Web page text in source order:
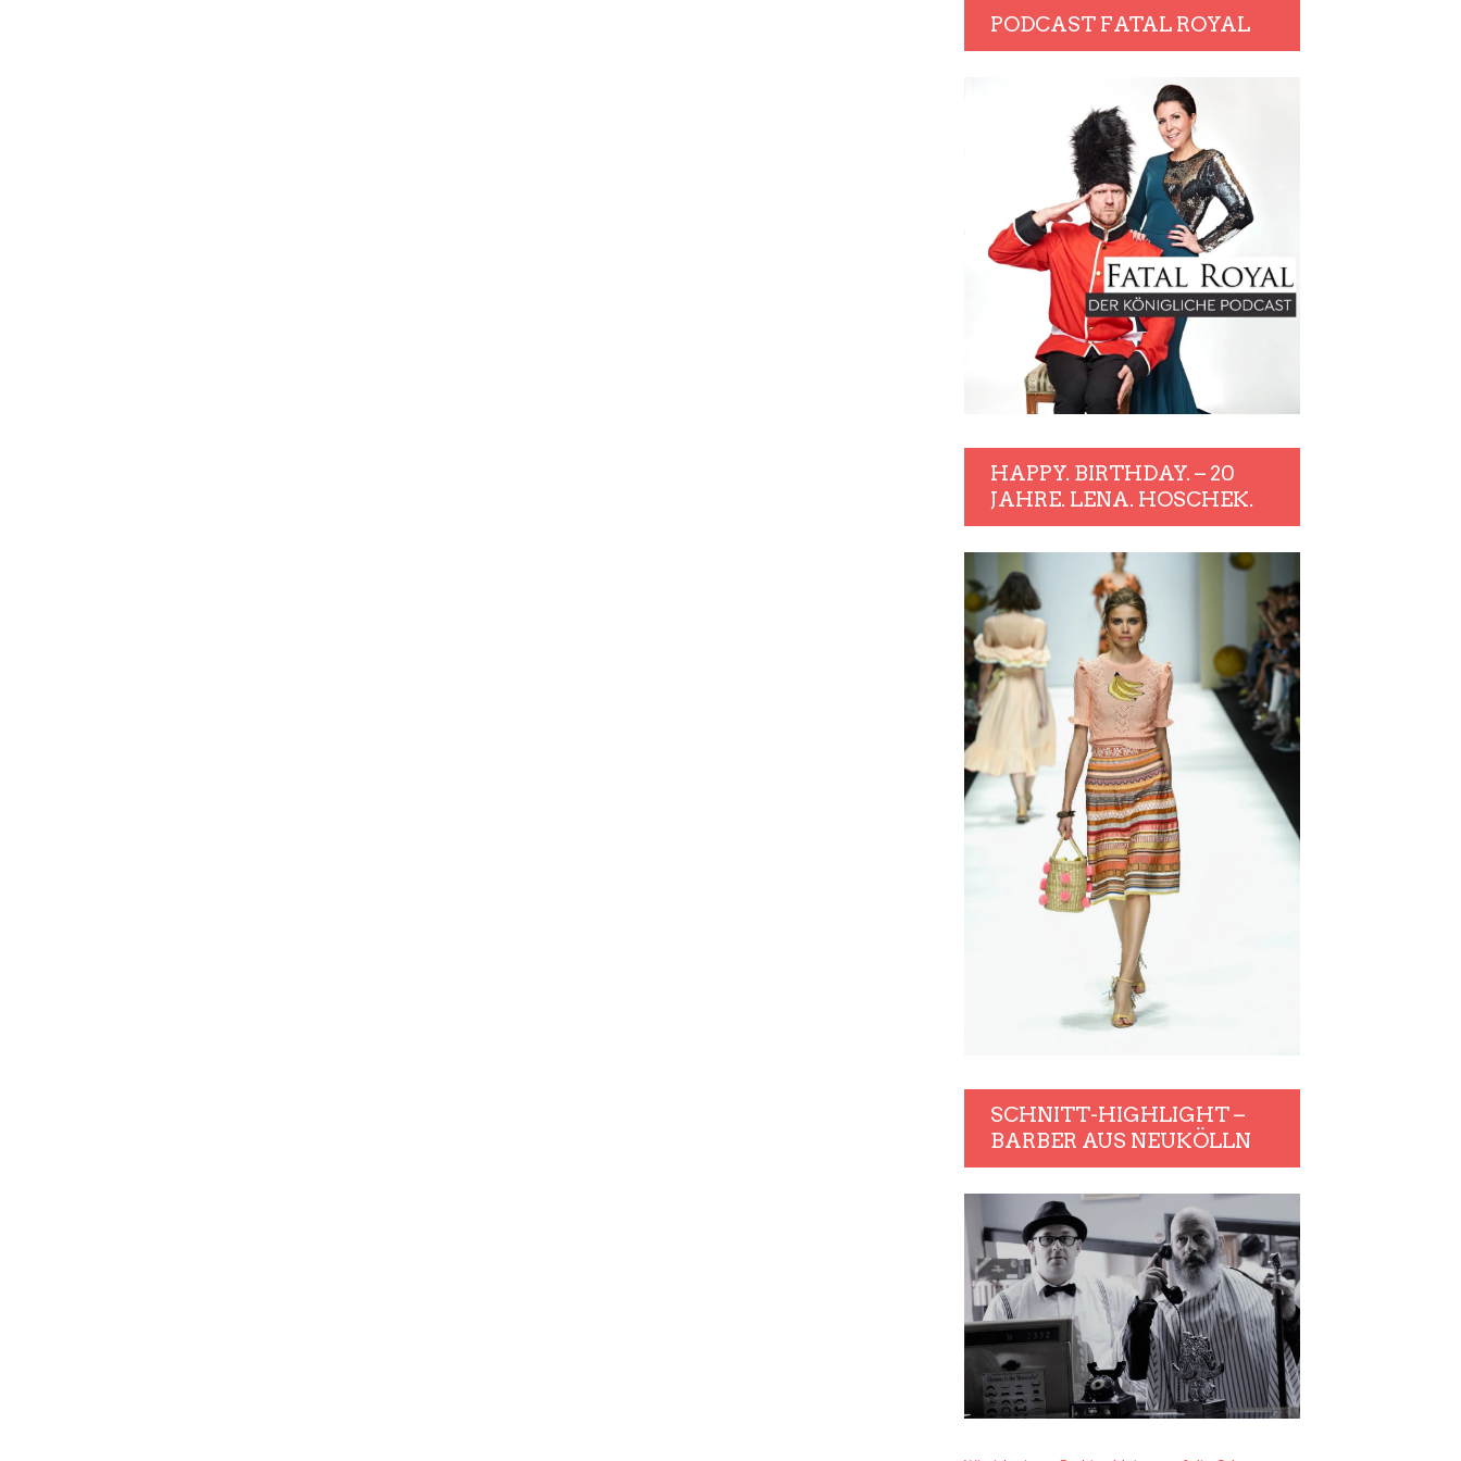
PODCAST FATAL ROYAL
HAPPY. BIRTHDAY. – 20
JAHRE. LENA. HOSCHEK.
SCHNITT-HIGHLIGHT –
BARBER AUS NEUKÖLLN